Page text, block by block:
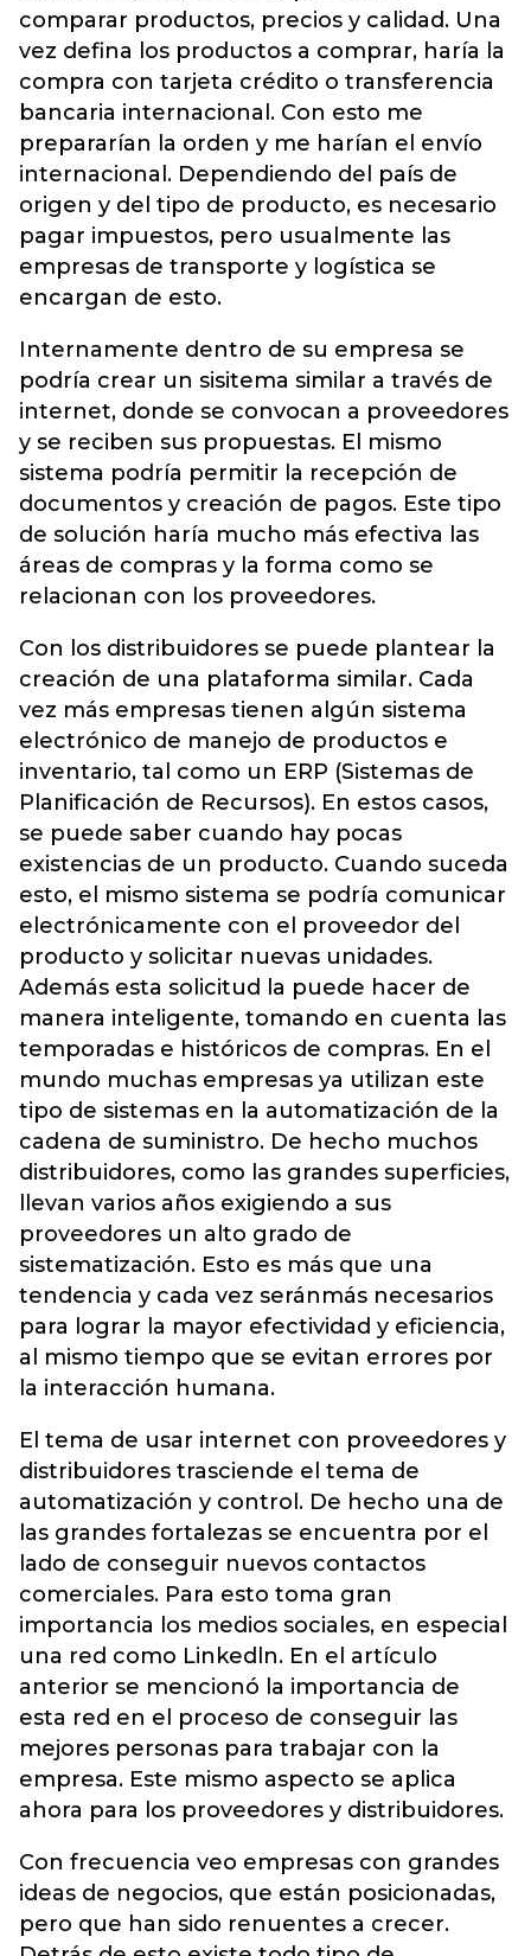
comparar productos, precios y calidad. Una
vez defina los productos a comprar, haría la
compra con tarjeta crédito o transferencia
bancaria internacional. Con esto me
prepararían la orden y me harían el envío
internacional. Dependiendo del país de
origen y del tipo de producto, es necesario
pagar impuestos, pero usualmente las
empresas de transporte y logística se
encargan de esto.
Internamente dentro de su empresa se
podría crear un sisitema similar a través de
internet, donde se convocan a proveedores
y se reciben sus propuestas. El mismo
sistema podría permitir la recepción de
documentos y creación de pagos. Este tipo
de solución haría mucho más efectiva las
áreas de compras y la forma como se
relacionan con los proveedores.
Con los distribuidores se puede plantear la
creación de una plataforma similar. Cada
vez más empresas tienen algún sistema
electrónico de manejo de productos e
inventario, tal como un ERP (Sistemas de
Planificación de Recursos). En estos casos,
se puede saber cuando hay pocas
existencias de un producto. Cuando suceda
esto, el mismo sistema se podría comunicar
electrónicamente con el proveedor del
producto y solicitar nuevas unidades.
Además esta solicitud la puede hacer de
manera inteligente, tomando en cuenta las
temporadas e históricos de compras. En el
mundo muchas empresas ya utilizan este
tipo de sistemas en la automatización de la
cadena de suministro. De hecho muchos
distribuidores, como las grandes superficies,
llevan varios años exigiendo a sus
proveedores un alto grado de
sistematización. Esto es más que una
tendencia y cada vez seránmás necesarios
para lograr la mayor efectividad y eficiencia,
al mismo tiempo que se evitan errores por
la interacción humana.
El tema de usar internet con proveedores y
distribuidores trasciende el tema de
automatización y control. De hecho una de
las grandes fortalezas se encuentra por el
lado de conseguir nuevos contactos
comerciales. Para esto toma gran
importancia los medios sociales, en especial
una red como Linkedln. En el artículo
anterior se mencionó la importancia de
esta red en el proceso de conseguir las
mejores personas para trabajar con la
empresa. Este mismo aspecto se aplica
ahora para los proveedores y distribuidores.
Con frecuencia veo empresas con grandes
ideas de negocios, que están posicionadas,
pero que han sido renuentes a crecer.